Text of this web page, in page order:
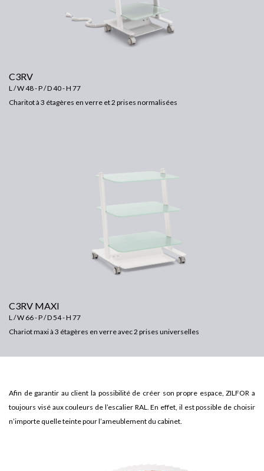
C3RV
L / W 48 - P / D 40 - H 77
Charitot à 3 étagères en verre et 2 prises normalisées
C3RV MAXI
L / W 66 - P / D 54 - H 77
Chariot maxi à 3 étagères en verre avec 2 prises universelles
Afin de garantir au client la possibilité de créer son propre espace, ZILFOR a
toujours visé aux couleurs de l’escalier RAL. En effet, il est possible de choisir
n’importe quelle teinte pour l’ameublement du cabinet.